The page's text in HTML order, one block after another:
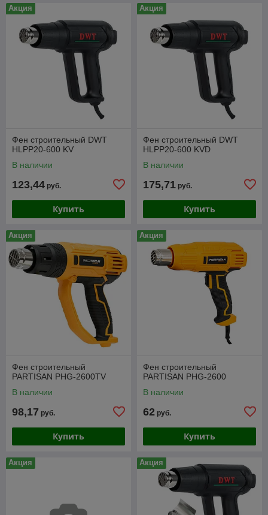
Акция
Фен строительный DWT
HLPP20-600 KV
В наличии
123,44 руб.
Купить
Акция
Фен строительный DWT
HLPP20-600 KVD
В наличии
175,71 руб.
Купить
Акция
Фен строительный
PARTISAN PHG-2600TV
В наличии
98,17 руб.
Купить
Акция
Фен строительный
PARTISAN PHG-2600
В наличии
62 руб.
Купить
Акция Акция